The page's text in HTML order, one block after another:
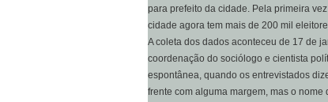
para prefeito da cidade. Pela primeira
cidade agora tem mais de 200 mil
A coleta dos dados aconteceu de 17 de
coordenação do sociólogo e cientista
espontânea, quando os entrevistados
frente com alguma margem, mas o